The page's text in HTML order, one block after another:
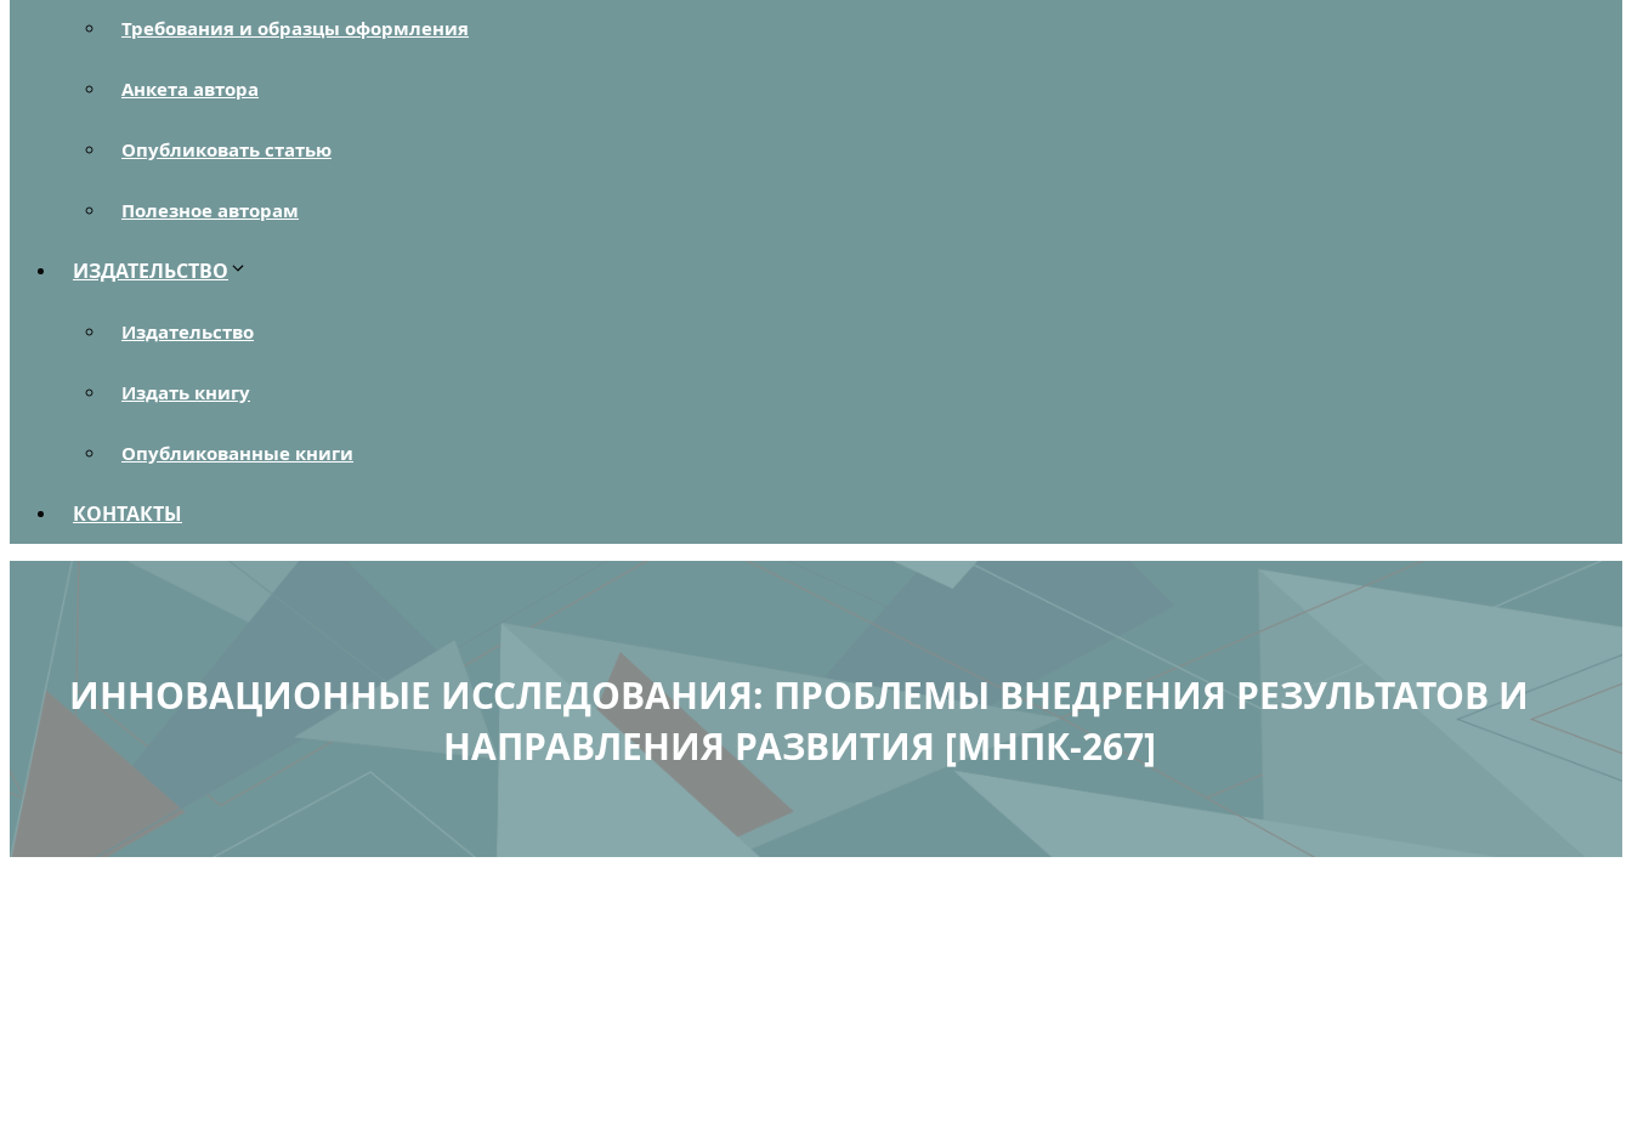
Требования и образцы оформления
Анкета автора
Опубликовать статью
Полезное авторам
ИЗДАТЕЛЬСТВО
Издательство
Издать книгу
Опубликованные книги
КОНТАКТЫ
ИННОВАЦИОННЫЕ ИССЛЕДОВАНИЯ: ПРОБЛЕМЫ ВНЕДРЕНИЯ РЕЗУЛЬТАТОВ И
НАПРАВЛЕНИЯ РАЗВИТИЯ [МНПК-267]